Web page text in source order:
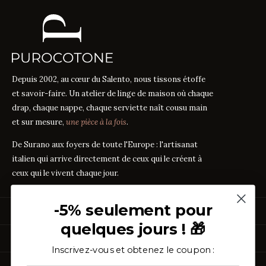
Depuis 2002, au cœur du Salento, nous tissons étoffe
et savoir-faire. Un atelier de linge de maison où chaque
drap, chaque nappe, chaque serviette naît cousu main
et sur mesure, une pièce à la fois.
De Surano aux foyers de toute l'Europe : l'artisanat
italien qui arrive directement de ceux qui le créent à
ceux qui le vivent chaque jour.
PRODUITS
Linge de Bain
GUIDES DES TISSUS
-5% seulement pour
quelques jours ! 🎁
Inscrivez-vous et obtenez le coupon :